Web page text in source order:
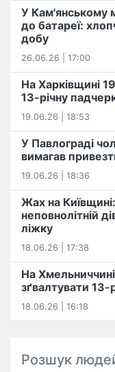
У Кам'янському
до батареї:
добу
26.06.26 | 17:00
На Харківщині
13-річну
19.06.26 | 18:53
У Павлограді
вимагав
19.06.26 | 18:36
Жах на
неповнолітній
ліжку
18.06.26 | 17:38
На
зґвалтувати 13-
18.06.26 | 16:18
Розшук